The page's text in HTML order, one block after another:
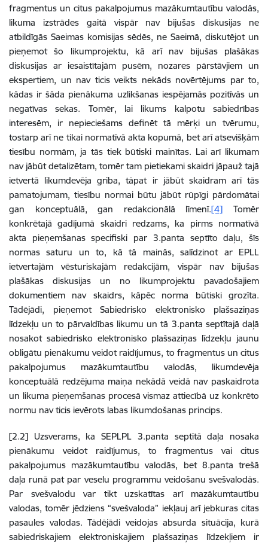
fragmentus un citus pakalpojumus mazākumtautību valodās,
likuma izstrādes gaitā vispār nav bijušas diskusijas ne
atbildīgās Saeimas komisijas sēdēs, ne Saeimā, diskutējot un
pieņemot šo likumprojektu, kā arī nav bijušas plašākas
diskusijas ar iesaistītajām pusēm, nozares pārstāvjiem un
ekspertiem, un nav ticis veikts nekāds novērtējums par to,
kādas ir šāda pienākuma uzlikšanas iespējamās pozitīvās un
negatīvas sekas. Tomēr, lai likums kalpotu sabiedrības
interesēm, ir nepieciešams definēt tā mērķi un tvērumu,
tostarp arī ne tikai normatīvā akta kopumā, bet arī atsevišķām
tiesību normām, ja tās tiek būtiski mainītas. Lai arī likumam
nav jābūt detalizētam, tomēr tam pietiekami skaidri jāpauž tajā
ietvertā likumdevēja griba, tāpat ir jābūt skaidram arī tās
pamatojumam, tiesību normai būtu jābūt rūpīgi pārdomātai
gan konceptuālā, gan redakcionālā līmenī.[4] Tomēr
konkrētajā gadījumā skaidri redzams, ka pirms normatīvā
akta pieņemšanas specifiski par 3.panta septīto daļu, šīs
normas saturu un to, kā tā mainās, salīdzinot ar EPLL
ietvertajām vēsturiskajām redakcijām, vispār nav bijušas
plašākas diskusijas un no likumprojektu pavadošajiem
dokumentiem nav skaidrs, kāpēc norma būtiski grozīta.
Tādējādi, pieņemot Sabiedrisko elektronisko plašsaziņas
līdzekļu un to pārvaldības likumu un tā 3.panta septītajā daļā
nosakot sabiedrisko elektronisko plašsaziņas līdzekļu jaunu
obligātu pienākumu veidot raidījumus, to fragmentus un citus
pakalpojumus mazākumtautību valodās, likumdevēja
konceptuālā redzējuma maiņa nekādā veidā nav paskaidrota
un likuma pieņemšanas procesā vismaz attiecībā uz konkrēto
normu nav ticis ievērots labas likumdošanas princips.
[2.2] Uzsverams, ka SEPLPL 3.panta septītā daļa nosaka
pienākumu veidot raidījumus, to fragmentus vai citus
pakalpojumus mazākumtautību valodās, bet 8.panta trešā
daļa runā pat par veselu programmu veidošanu svešvalodās.
Par svešvalodu var tikt uzskatītas arī mazākumtautību
valodas, tomēr jēdziens “svešvaloda” iekļauj arī jebkuras citas
pasaules valodas. Tādējādi veidojas absurda situācija, kurā
sabiedriskajiem elektroniskajiem plašsaziņas līdzekļiem ir